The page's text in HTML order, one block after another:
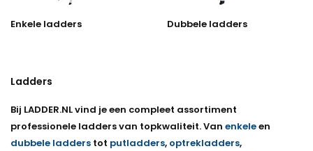
Enkele ladders Dubbele ladders
Ladders
Bij LADDER.NL vind je een compleet assortiment
professionele ladders van topkwaliteit. Van enkeleen
dubbele ladders tot putladders, optrekladders,